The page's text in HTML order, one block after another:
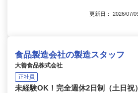
更新日： 2026/07/
食品製造会社の製造スタッフ
大善食品株式会社
正社員
未経験OK！完全週休2日制（土日祝